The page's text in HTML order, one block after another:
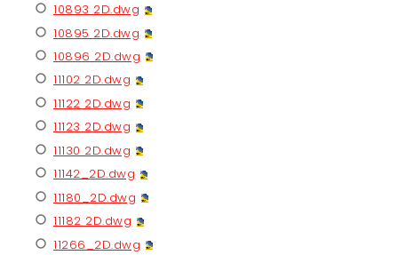
10893 2D.dwg
10895 2D.dwg
10896 2D.dwg
11102 2D.dwg
11122 2D.dwg
11123 2D.dwg
11130 2D.dwg
11142_2D.dwg
11180_2D.dwg
11182 2D.dwg
11266_2D.dwg